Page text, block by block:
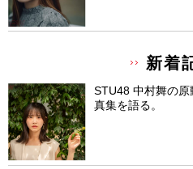
新着
STU48 中村舞の
真集を語る。